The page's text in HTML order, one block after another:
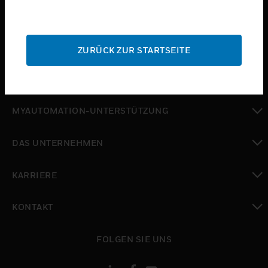
toggle view
toggle view
MYAUTOMATION-UNTERSTÜTZUNG
DAS UNTERNEHMEN
KARRIERE
KONTAKT
FOLGEN SIE UNS
ZURÜCK ZUR STARTSEITE